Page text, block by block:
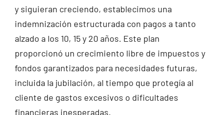
y siguieran creciendo, establecimos una
indemnización estructurada con pagos a tanto
alzado a los 10, 15 y 20 años. Este plan
proporcionó un crecimiento libre de impuestos y
fondos garantizados para necesidades futuras,
incluida la jubilación, al tiempo que protegía al
cliente de gastos excesivos o dificultades
financieras inesperadas.